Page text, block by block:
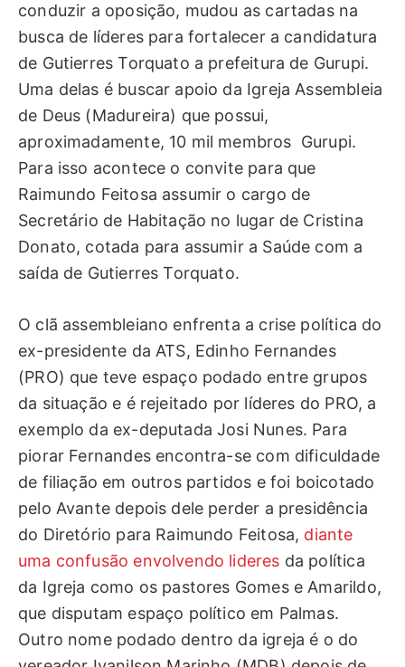
conduzir a oposição, mudou as cartadas na
busca de líderes para fortalecer a candidatura
de Gutierres Torquato a prefeitura de Gurupi.
Uma delas é buscar apoio da Igreja Assembleia
de Deus (Madureira) que possui,
aproximadamente, 10 mil membros Gurupi.
Para isso acontece o convite para que
Raimundo Feitosa assumir o cargo de
Secretário de Habitação no lugar de Cristina
Donato, cotada para assumir a Saúde com a
saída de Gutierres Torquato.
O clã assembleiano enfrenta a crise política do
ex-presidente da ATS, Edinho Fernandes
(PRO) que teve espaço podado entre grupos
da situação e é rejeitado por líderes do PRO, a
exemplo da ex-deputada Josi Nunes. Para
piorar Fernandes encontra-se com dificuldade
de filiação em outros partidos e foi boicotado
pelo Avante depois dele perder a presidência
do Diretório para Raimundo Feitosa, diante
uma confusão envolvendo lideres da política
da Igreja como os pastores Gomes e Amarildo,
que disputam espaço político em Palmas.
Outro nome podado dentro da igreja é o do